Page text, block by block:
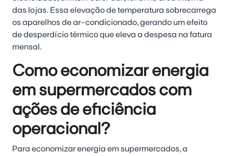
das lojas. Essa elevação de temperatura sobrecarrega
os aparelhos de ar-condicionado, gerando um efeito
de desperdício térmico que eleva a despesa na fatura
mensal.
Como economizar energia
em supermercados com
ações de eficiência
operacional?
Para economizar energia em supermercados, a